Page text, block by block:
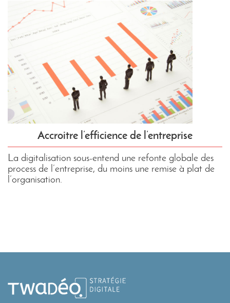
Accroitre l’efficience de l’entreprise
La digitalisation sous-entend une refonte globale des
process de l’entreprise, du moins une remise à plat de
l’organisation.